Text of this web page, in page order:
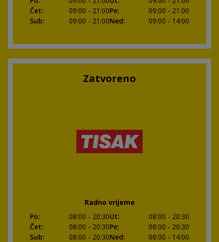
Čet: 09:00 - 21:00Pe: 09:00 - 21:00
Sub: 09:00 - 21:00Ned: 09:00 - 14:00
Zatvoreno
Radno vrijeme
Po: 08:00 - 20:30Ut: 08:00 - 20:30
Čet: 08:00 - 20:30Pe: 08:00 - 20:30
Sub: 08:00 - 20:30Ned: 08:00 - 14:00